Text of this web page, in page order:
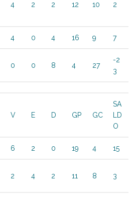
4 2 2 12 10 2
4 0 4 16 9 7
0 0 8 4 27
-2
3
V E D GP GC
SA
LD
O
6 2 0 19 4 15
2 4 2 11 8 3